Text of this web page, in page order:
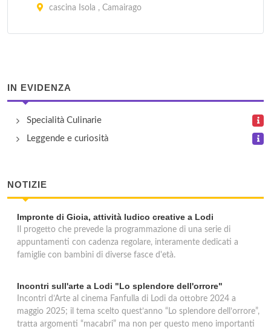
cascina Isola , Camairago
IN EVIDENZA
Specialità Culinarie
Leggende e curiosità
NOTIZIE
Impronte di Gioia, attività ludico creative a Lodi
Il progetto che prevede la programmazione di una serie di
appuntamenti con cadenza regolare, interamente dedicati a
famiglie con bambini di diverse fasce d'età.
Incontri sull'arte a Lodi "Lo splendore dell'orrore"
Incontri d’Arte al cinema Fanfulla di Lodi da ottobre 2024 a
maggio 2025; il tema scelto quest’anno “Lo splendore dell’orrore”,
tratta argomenti “macabri” ma non per questo meno importanti